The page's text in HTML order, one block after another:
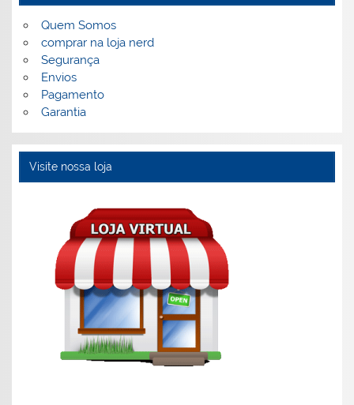
Quem Somos
comprar na loja nerd
Segurança
Envios
Pagamento
Garantia
Visite nossa loja